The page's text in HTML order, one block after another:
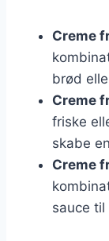
Creme
brød
Creme
friske
skabe
Creme
sauce til